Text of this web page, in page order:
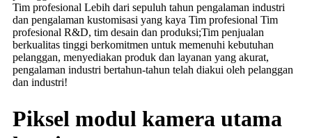
Tim profesional Lebih dari sepuluh tahun pengalaman industri
dan pengalaman kustomisasi yang kaya Tim profesional Tim
profesional R&D, tim desain dan produksi;Tim penjualan
berkualitas tinggi berkomitmen untuk memenuhi kebutuhan
pelanggan, menyediakan produk dan layanan yang akurat,
pengalaman industri bertahun-tahun telah diakui oleh pelanggan
dan industri!
Piksel modul kamera utama